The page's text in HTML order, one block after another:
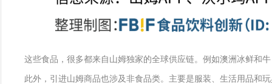
这些食品，很多都来自山姆独家的全球供应链。例如澳洲冰鲜和
此外，引进山姆商品也涉及非食品类。主要是服装、生活用品和